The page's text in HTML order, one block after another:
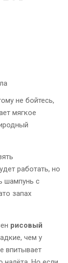
не бойтесь,
мягкое
работать, но
шампунь с
запах
рисовый
чем у
впитывает